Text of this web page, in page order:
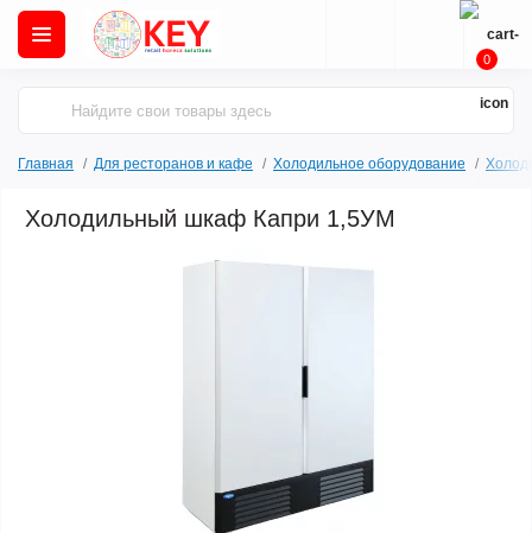
0
Главная Для ресторанов и кафе Холодильное оборудование
Холодильный шкаф Капри 1,5УМ